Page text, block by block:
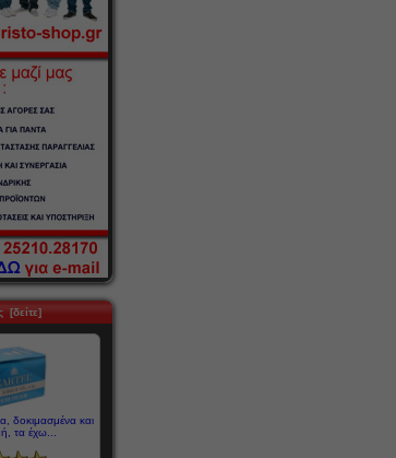
[δείτε]
δοκιμασμένα και
τα έχω...